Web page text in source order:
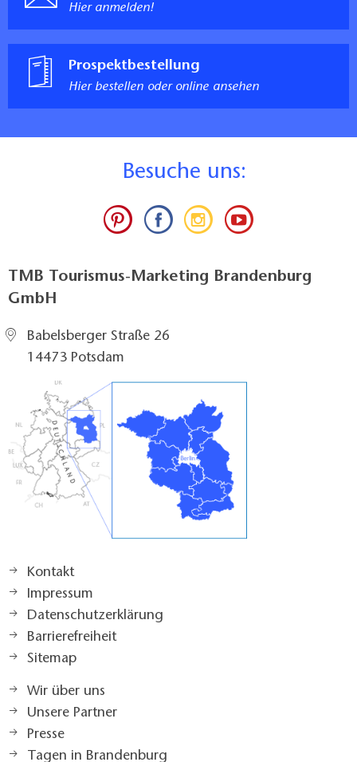
Hier anmelden!
Prospektbestellung
Hier bestellen oder online ansehen
Besuche uns:
TMB Tourismus-Marketing Brandenburg
GmbH
Babelsberger Straße 26
14473 Potsdam
Kontakt
Impressum
Datenschutzerklärung
Barrierefreiheit
Sitemap
Wir über uns
Unsere Partner
Presse
Tagen in Brandenburg